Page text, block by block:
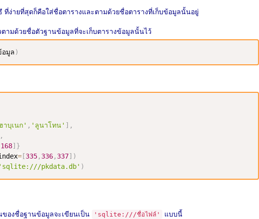
ที่ง่ายที่สุดก็คือใส่ชื่อตารางและตามด้วยชื่อตารางที่เก็บข้อมูลนั้นอยู่
ามด้วยชื่อตัวฐานข้อมูลที่จะเก็บตารางข้อมูลนั้นไว้
อมูล)
าบุเนก' , 'ลูนาโทน' ] ,
,
168] }
= [335, 336, 337] )
'sqlite:///pkdata.db' )
องชื่อฐานข้อมูลจะเขียนเป็น 'sqlite:///ชื่อไฟล์'
แบบนี้